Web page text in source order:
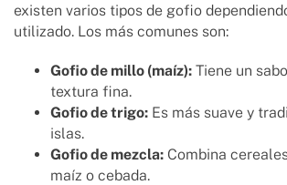
existen varios tipos de gofio
utilizado. Los más comunes son:
Gofio de millo (maíz): Tiene un
textura fina.
Gofio de trigo: Es más suave y
islas.
Gofio de mezcla: Combina
maíz o cebada.